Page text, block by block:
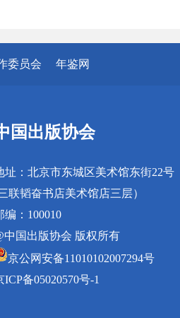
委员会 年鉴网
国出版协会
址：北京市东城区美术馆东街22号
联韬奋书店美术馆店三层）
编：100010
中国出版协会 版权所有
京公网安备11010102007294号
ICP备05020570号-1